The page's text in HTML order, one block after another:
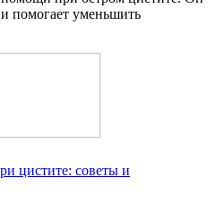
и помогает уменьшить
цистите: советы и